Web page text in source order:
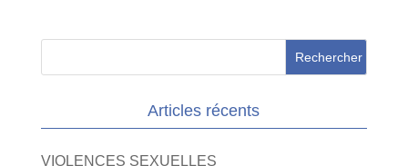
Articles récents
VIOLENCES SEXUELLES